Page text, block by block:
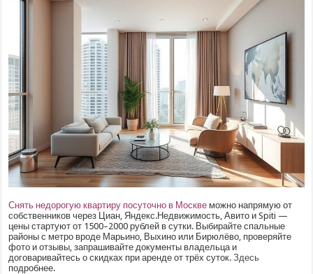
Снять недорогую квартиру посуточно в Москве можно напрямую от
собственников через Циан, Яндекс.Недвижимость, Авито и Spiti —
цены стартуют от 1500–2000 рублей в сутки. Выбирайте спальные
районы с метро вроде Марьино, Выхино или Бирюлёво, проверяйте
фото и отзывы, запрашивайте документы владельца и
договаривайтесь о скидках при аренде от трёх суток.Здесь
подробнее.